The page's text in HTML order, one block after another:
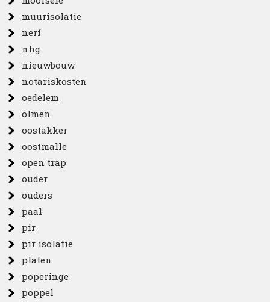
muurisolatie
nerf
nhg
nieuwbouw
notariskosten
oedelem
olmen
oostakker
oostmalle
open trap
ouder
ouders
paal
pir
pir isolatie
platen
poperinge
poppel